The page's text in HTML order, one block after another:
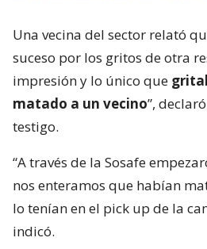
Una vecina del sector relató
suceso por los gritos de otra
impresión y lo único que
matado a un vecino”,
testigo.
“A través de la Sosafe
nos enteramos que habían
lo tenían en el pick up de la
indicó.